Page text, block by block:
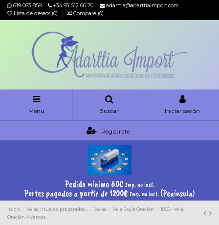
619 083 858 +34 93 512 66 70
adarttia@adarttiaimport.com
Lista de deseos (0) Compare (0)
Menu Buscar Iniciar sesión
Regístrate
Pedido mínimo 60€ Imp. no incl.
Portes pagados a partir de 1200€ Imp. no incl. (Península)
Inicio Velas, rituales, preparados,... Velas Vela Bujía Oración
1865 - Vela
Oración 4 Ventas